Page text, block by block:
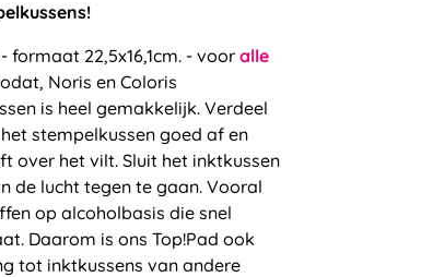
formaat 22,5x16,1cm. - voor alle
Noris en Coloris
is heel gemakkelijk. Verdeel
stempelkussen goed af en
over het vilt. Sluit het inktkussen
de lucht tegen te gaan. Vooral
op alcoholbasis die snel
Daarom is ons Top!Pad ook
tot inktkussens van andere